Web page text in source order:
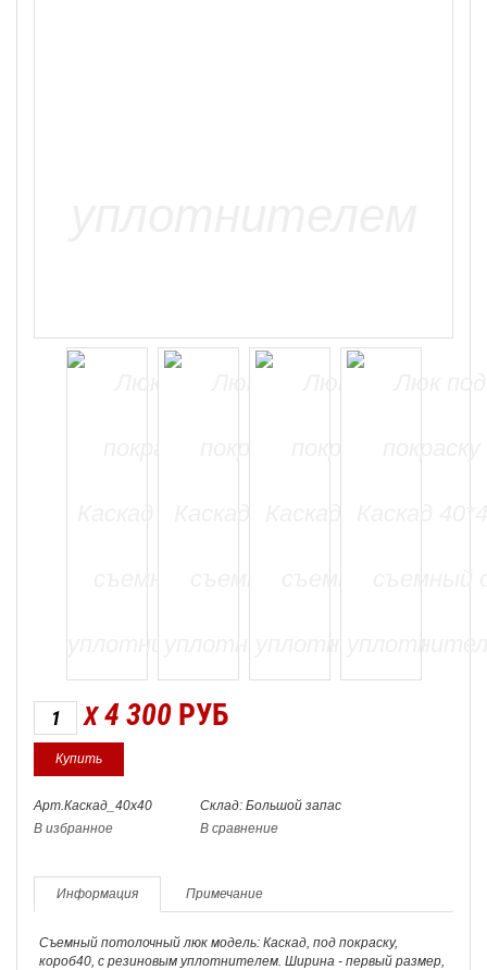
X 4 300 РУБ
Арт.Каскад_40х40
Склад: Большой запас
В избранное
В сравнение
Информация Примечание
Съемный потолочный люк модель: Каскад, под покраску,
короб40, с резиновым уплотнителем. Ширина - первый размер,